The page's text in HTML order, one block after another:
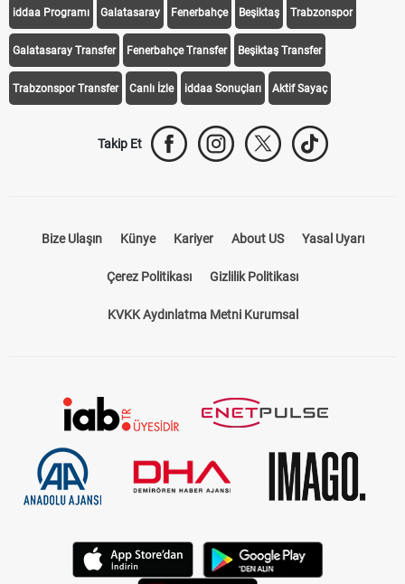
iddaa Programı Galatasaray Fenerbahçe Beşiktaş Trabzonspor
Galatasaray Transfer Fenerbahçe Transfer Beşiktaş Transfer
Trabzonspor Transfer Canlı İzle iddaa Sonuçları Aktif Sayaç
Takip Et
Bize Ulaşın Künye Kariyer About US Yasal Uyarı
Çerez Politikası Gizlilik Politikası
KVKK Aydınlatma Metni Kurumsal